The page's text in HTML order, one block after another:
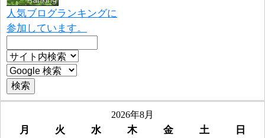
人気ブログランキングに
参加しています。
2026年8月
月 火 水 木 金 土
日